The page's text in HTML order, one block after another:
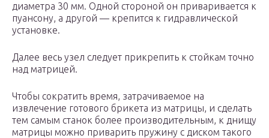
диаметра 30 мм. Одной стороной он приваривается к
пуансону, а другой — крепится к гидравлической
установке.
Далее весь узел следует прикрепить к стойкам точно
над матрицей.
Чтобы сократить время, затрачиваемое на
извлечение готового брикета из матрицы, и сделать
тем самым станок более производительным, к днищу
матрицы можно приварить пружину с диском такого